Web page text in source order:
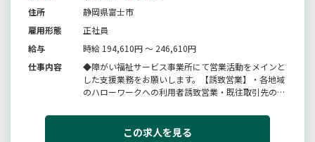
住所
静岡県富士市
雇用形態
正社員
給与
時給 194,610円 ～ 246,610円
仕事内容
◆障がい福祉サービス事業所にて営業活動をメインと
した支援業務をお願いします。【誘致営業】・各地域
のハローワークへの利用者誘致営業・既往取引先の相
機関、福祉施設への利用者誘致営業・ご利用者（障が
い者）とのコミュニケーションなど【障がい者雇用創
この求人を見る